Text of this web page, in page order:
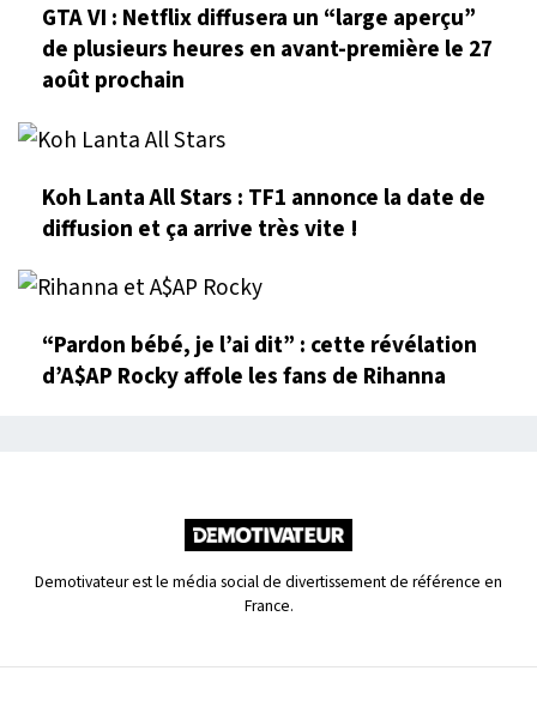
GTA VI : Netflix diffusera un “large aperçu”
de plusieurs heures en avant-première le 27
août prochain
Koh Lanta All Stars : TF1 annonce la date de
diffusion et ça arrive très vite !
“Pardon bébé, je l’ai dit” : cette révélation
d’A$AP Rocky affole les fans de Rihanna
Demotivateur est le média social de divertissement de référence en
France.